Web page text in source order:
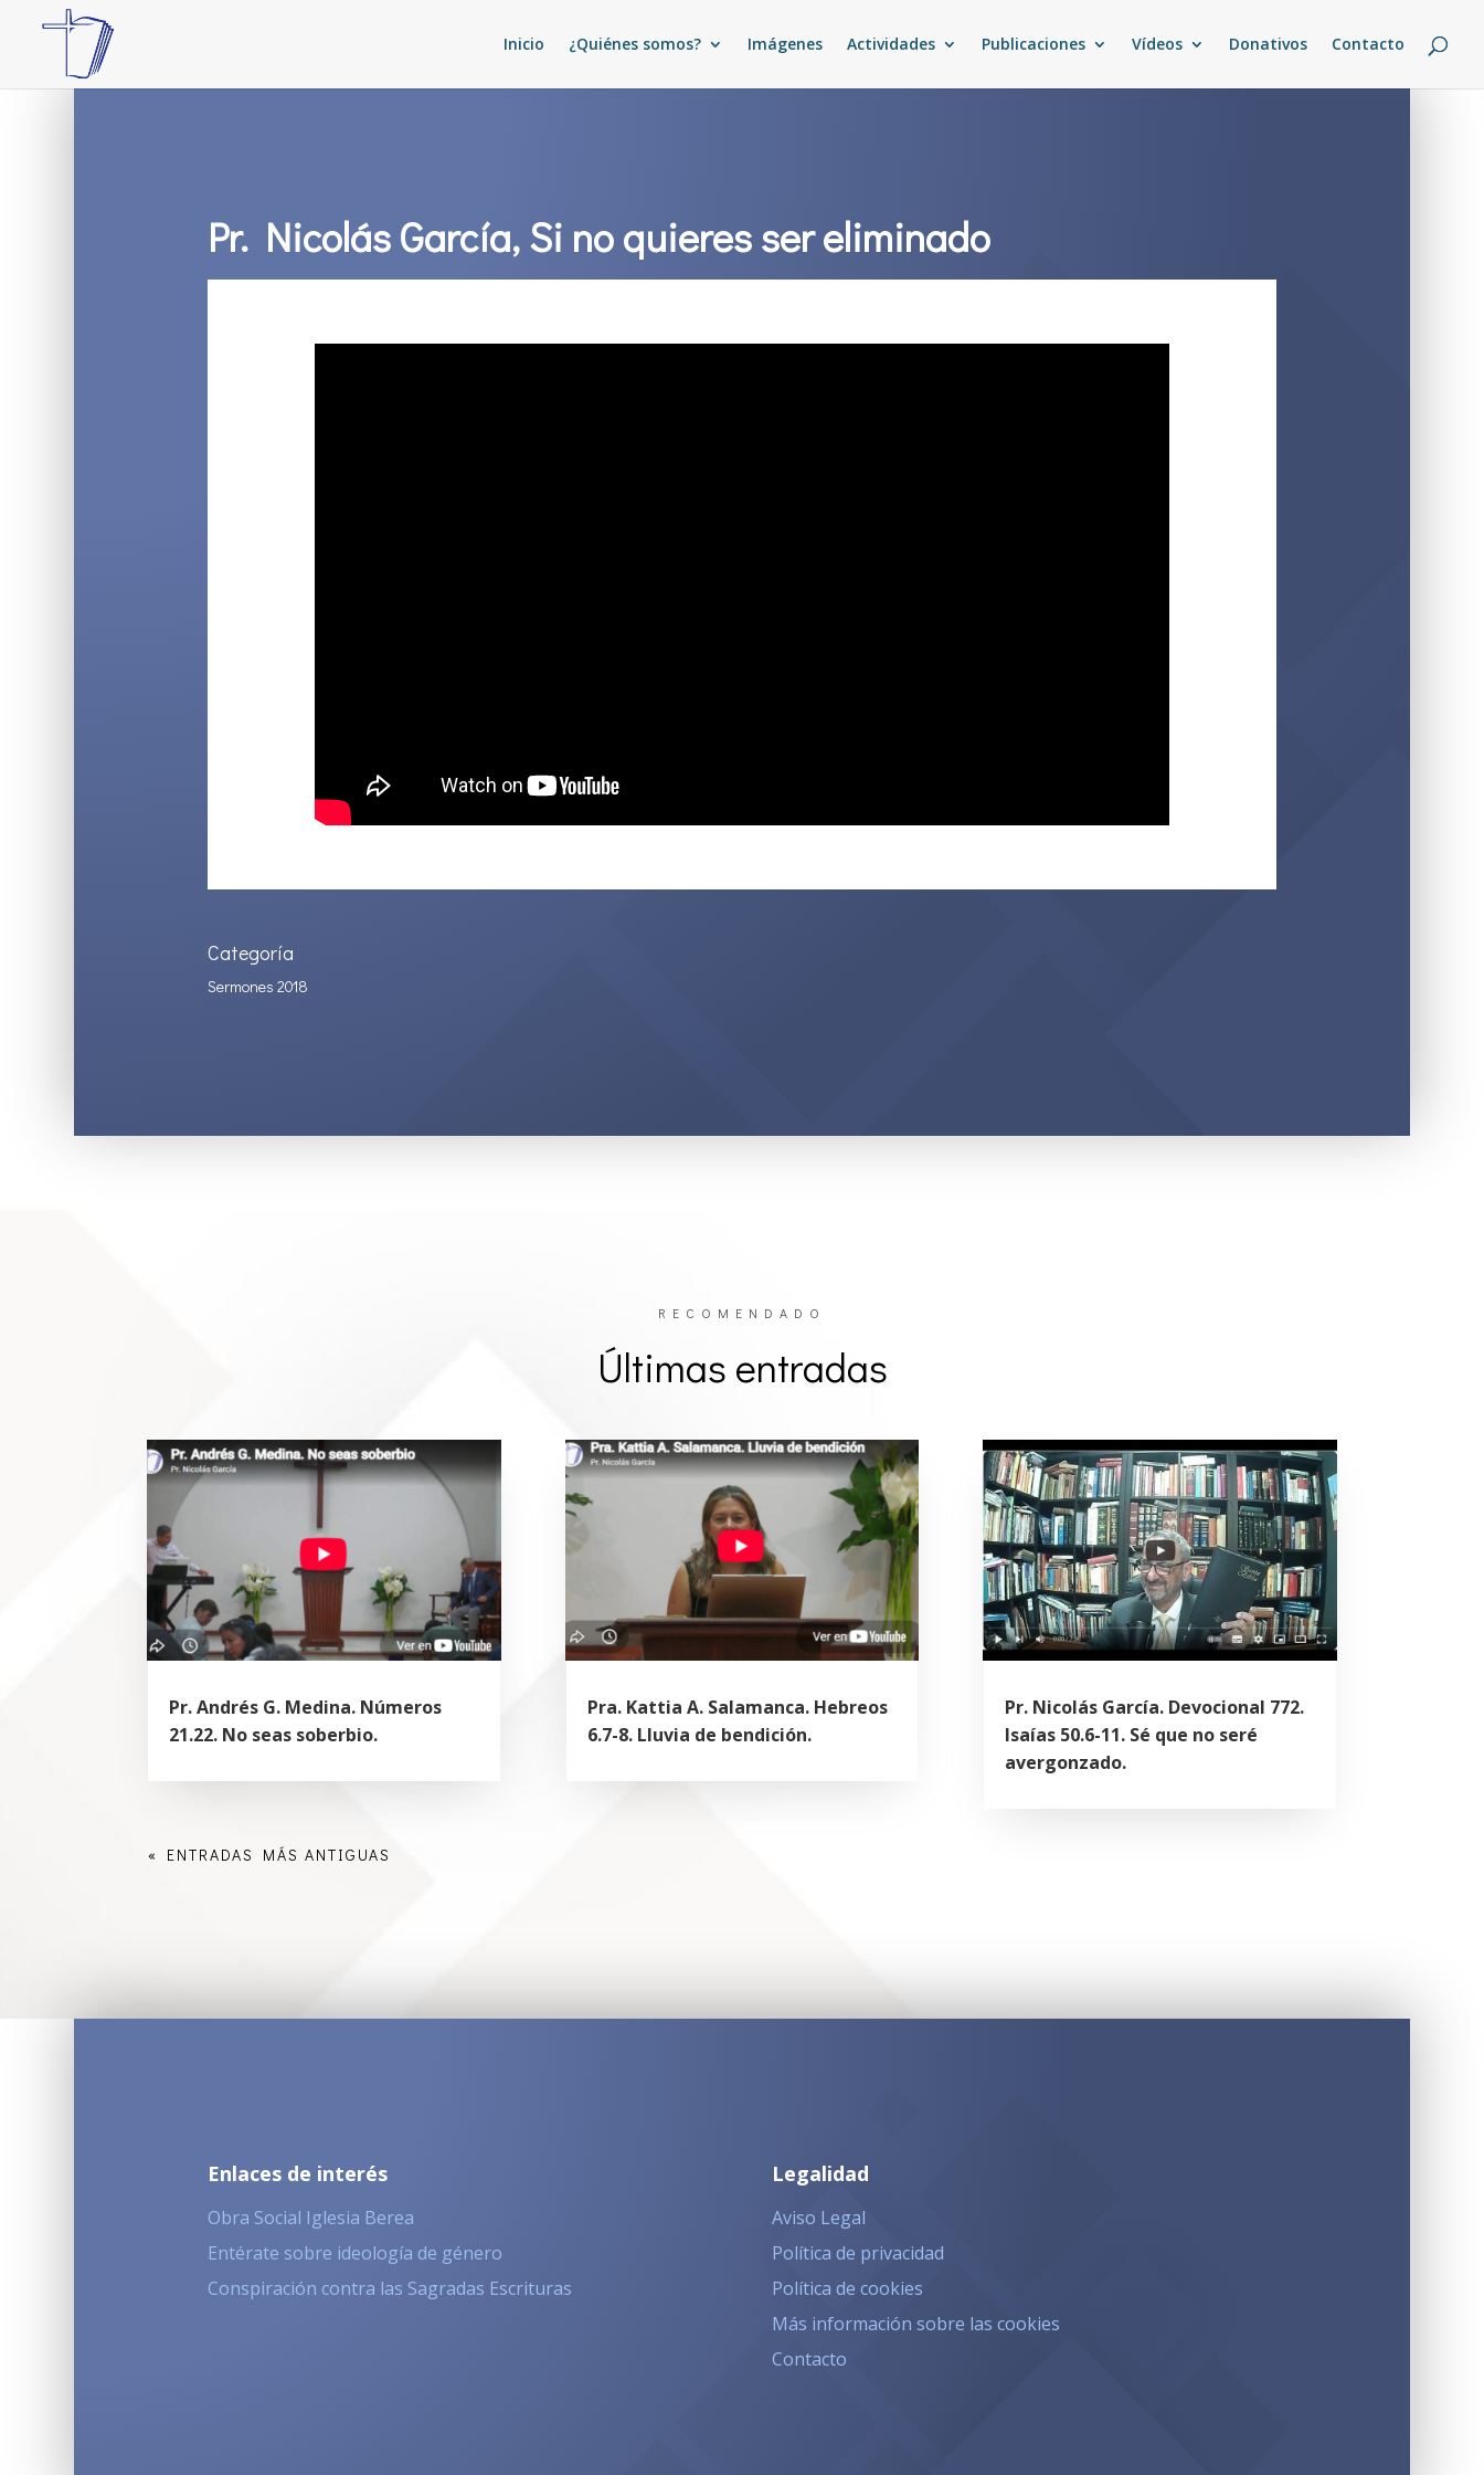
Inicio ¿Quiénes somos? Imágenes Actividades Publicaciones Vídeos Donativos Contacto
Pr. Nicolás García, Si no quieres ser eliminado
Categoría
Sermones 2018
RECOMENDADO
Últimas entradas
Pr. Andrés G. Medina. Números
21.22. No seas soberbio.
Pra. Kattia A. Salamanca. Hebreos
6.7-8. Lluvia de bendición.
Pr. Nicolás García. Devocional 772.
Isaías 50.6-11. Sé que no seré
avergonzado.
« ENTRADAS MÁS ANTIGUAS
Enlaces de interés
Obra Social Iglesia Berea
Entérate sobre ideología de género
Conspiración contra las Sagradas Escrituras
Legalidad
Aviso Legal
Política de privacidad
Política de cookies
Más información sobre las cookies
Contacto